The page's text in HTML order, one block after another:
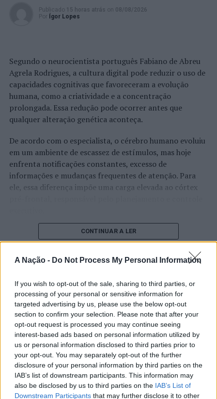
A Nação - Do Not Process My Personal Information
If you wish to opt-out of the sale, sharing to third parties, or
processing of your personal or sensitive information for
targeted advertising by us, please use the below opt-out
section to confirm your selection. Please note that after your
opt-out request is processed you may continue seeing
interest-based ads based on personal information utilized by
us or personal information disclosed to third parties prior to
your opt-out. You may separately opt-out of the further
disclosure of your personal information by third parties on the
IAB’s list of downstream participants. This information may
also be disclosed by us to third parties on the IAB’s List of
Downstream Participants that may further disclose it to other
Fotos: CMVC.
PRÓXIMO
Viseu: PSP faz cinco detenções entre 25 e 27 de
fevereiro
NÃO PERCA
PSP: Comando Distrital de Aveiro comemora 135º
Publicado 15 horas atrás on 08/08/2026
Por
Ígor Lopes
Segundo o neurocientista português Fabiano de Abreu
Agrela Rodrigues, a cultura digital pode reduzir o uso de
capacidades cognitivas que favoreceram a evolução
humana, como a criatividade e a concentração
prolongada. Essa redução pode ocorrer antes que
qualquer alteração genética aconteça.
De acordo com o especialista, o cérebro humano evoluiu
em um ambiente de escassez de estímulos, mas hoje
enfrenta notificações constantes, excesso de
informações e mudanças frequentes de atenção. Para
ele, essa diferença impõe uma carga elevada ao córtex
O pesquisador afirma que plataformas digitais também
estimulam continuamente o sistema de recompensa do
cérebro, favorecendo a fadiga mental, a dificuldade de
manter a atenção e a procrastinação. Na sua visão,
aumentam a sensação de sobrecarga, enquanto o stress
prolongado pode elevar os níveis de cortisol e
prejudicar o desempenho cognitivo.
Fabiano de Abreu Agrela Rodrigues ressalta que não há
evidências de que o ambiente digital provoque mudanças
genéticas na espécie humana. A adaptação observada,
afirma, ocorre por meio da neuroplasticidade, processo
pelo qual os circuitos neurais se reorganizam em
resposta às experiências.
CONTINUAR A LER
“Millennium Estoril Open 2026”
regressou ao circuito ATP com
vitória do francês Luca Van Assche
Publicado 2 dias atrás on 07/08/2026
Por Ígor Lopes
O “Millennium Estoril Open 2026” decorreu entre os